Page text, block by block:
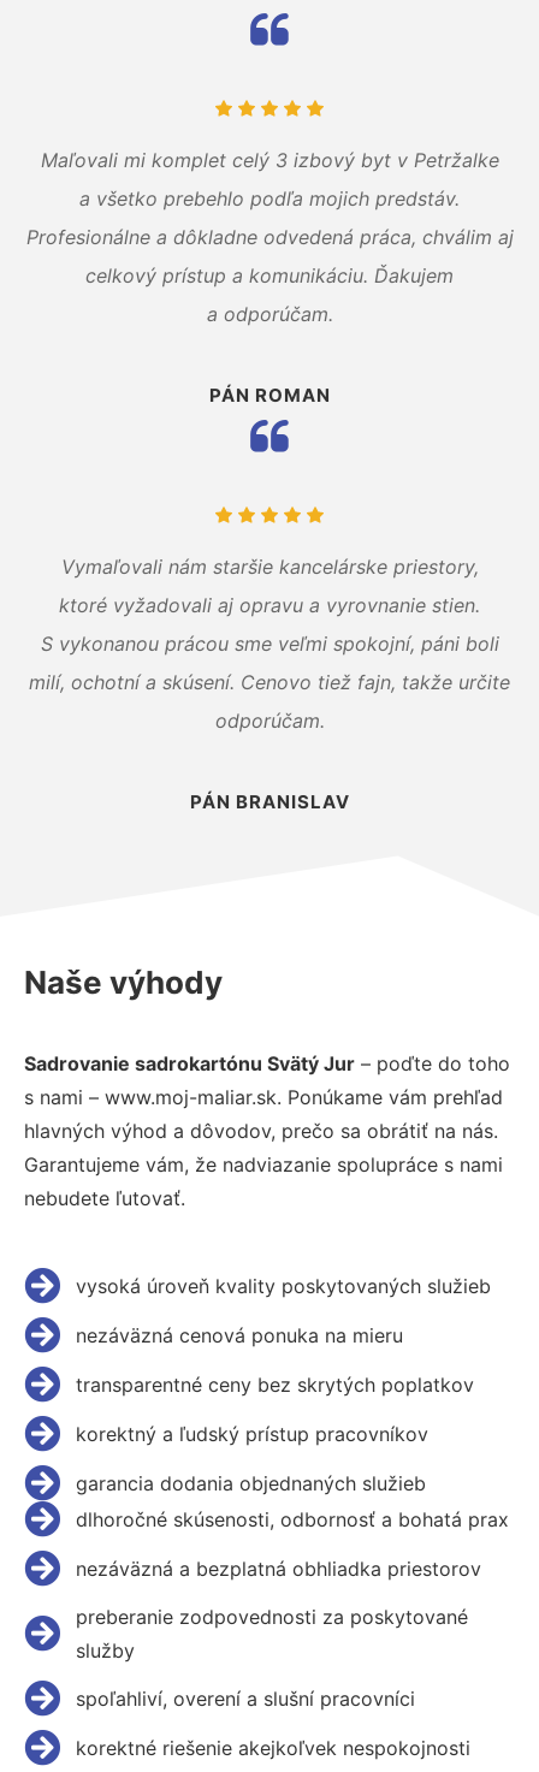
Maľovali mi komplet celý 3 izbový byt v Petržalke
a všetko prebehlo podľa mojich predstáv.
Profesionálne a dôkladne odvedená práca, chválim aj
celkový prístup a komunikáciu. Ďakujem
a odporúčam.
PÁN ROMAN
Vymaľovali nám staršie kancelárske priestory,
ktoré vyžadovali aj opravu a vyrovnanie stien.
S vykonanou prácou sme veľmi spokojní, páni boli
milí, ochotní a skúsení. Cenovo tiež fajn, takže určite
odporúčam.
PÁN BRANISLAV
Naše výhody
Sadrovanie sadrokartónu Svätý Jur – poďte do toho
s nami – www.moj-maliar.sk. Ponúkame vám prehľad
hlavných výhod a dôvodov, prečo sa obrátiť na nás.
Garantujeme vám, že nadviazanie spolupráce s nami
nebudete ľutovať.
vysoká úroveň kvality poskytovaných služieb
nezáväzná cenová ponuka na mieru
transparentné ceny bez skrytých poplatkov
korektný a ľudský prístup pracovníkov
garancia dodania objednaných služieb
dlhoročné skúsenosti, odbornosť a bohatá prax
nezáväzná a bezplatná obhliadka priestorov
preberanie zodpovednosti za poskytované
služby
spoľahliví, overení a slušní pracovníci
korektné riešenie akejkoľvek nespokojnosti